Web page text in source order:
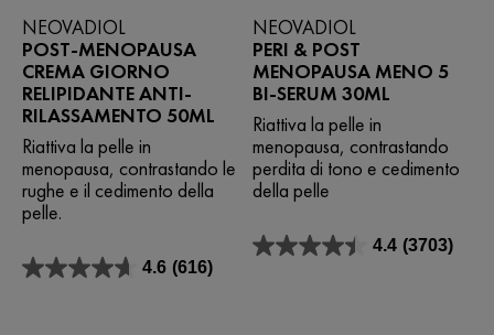
NEOVADIOL
POST-MENOPAUSA
CREMA GIORNO
RELIPIDANTE ANTI-
RILASSAMENTO 50ML
Riattiva la pelle in
menopausa, contrastando le
rughe e il cedimento della
pelle.
4.6 (616)
4.6
NEOVADIOL
PERI & POST
MENOPAUSA MENO 5
BI-SERUM 30ML
Riattiva la pelle in
menopausa, contrastando
perdita di tono e cedimento
della pelle
4.4 (3703)
4.4